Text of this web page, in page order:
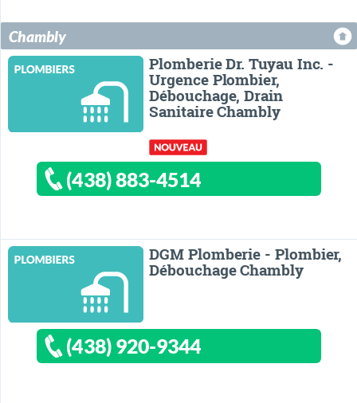
Chambly
Plomberie Dr. Tuyau Inc. -
Urgence Plombier,
Débouchage, Drain
Sanitaire Chambly
(438) 883-4514
DGM Plomberie - Plombier,
Débouchage Chambly
(438) 920-9344